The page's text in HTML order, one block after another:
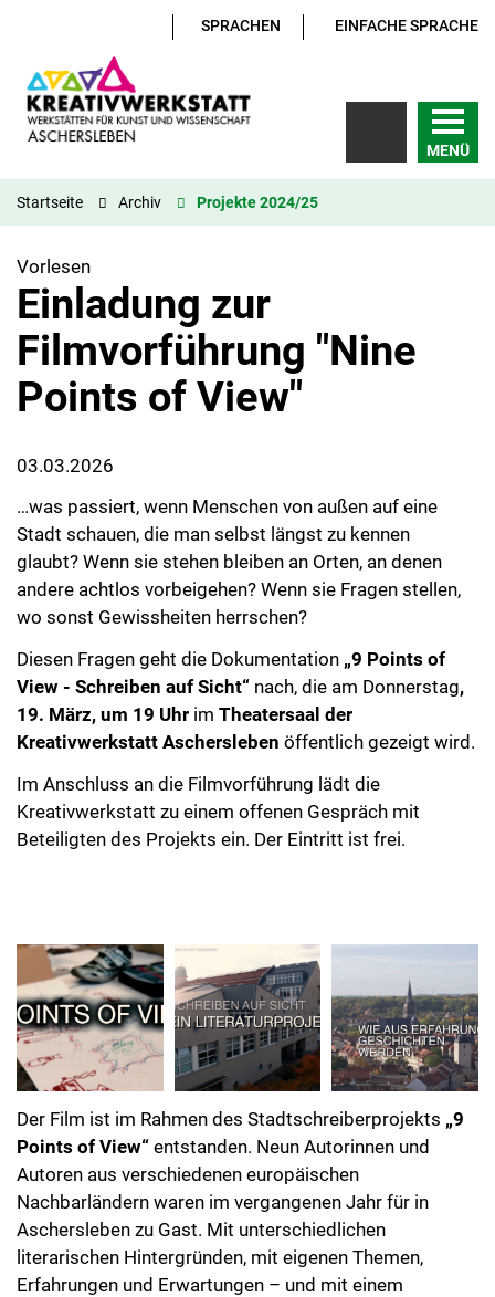
SPRACHEN EINFACHE SPRACHE
MENÜ
Startseite Archiv Projekte 2024/25
Vorlesen
Einladung zur
Filmvorführung "Nine
Points of View"
03.03.2026
…was passiert, wenn Menschen von außen auf eine
Stadt schauen, die man selbst längst zu kennen
glaubt? Wenn sie stehen bleiben an Orten, an denen
andere achtlos vorbeigehen? Wenn sie Fragen stellen,
wo sonst Gewissheiten herrschen?
Diesen Fragen geht die Dokumentation „9 Points of
View - Schreiben auf Sicht“ nach, die am Donnerstag,
19. März, um 19 Uhr im Theatersaal der
Kreativwerkstatt Aschersleben öffentlich gezeigt wird.
Im Anschluss an die Filmvorführung lädt die
Kreativwerkstatt zu einem offenen Gespräch mit
Beteiligten des Projekts ein. Der Eintritt ist frei.
Der Film ist im Rahmen des Stadtschreiberprojekts „9
Points of View“ entstanden. Neun Autorinnen und
Autoren aus verschiedenen europäischen
Nachbarländern waren im vergangenen Jahr für in
Aschersleben zu Gast. Mit unterschiedlichen
literarischen Hintergründen, mit eigenen Themen,
Erfahrungen und Erwartungen – und mit einem